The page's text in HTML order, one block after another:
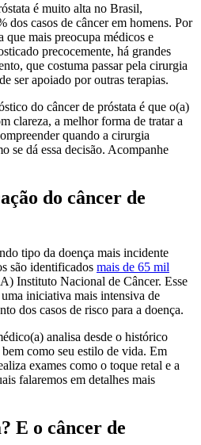
é muito alta no Brasil,
dos casos de câncer em homens. Por
que mais preocupa médicos e
precocemente, há grandes
que costuma passar pela cirurgia
ser apoiado por outras terapias.
do câncer de próstata é que o(a)
clareza, a melhor forma de tratar a
quando a cirurgia
se dá essa decisão. Acompanhe
do câncer de
tipo da doença mais incidente
são identificados mais de 65 mil
Instituto Nacional de Câncer. Esse
iniciativa mais intensiva de
dos casos de risco para a doença.
analisa desde o histórico
como seu estilo de vida. Em
exames como o toque retal e a
falaremos em detalhes mais
E o câncer de